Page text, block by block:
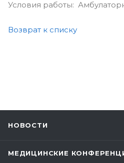
Условия работы:
Возврат к списку
НОВОСТИ
МЕДИЦИНСКИЕ